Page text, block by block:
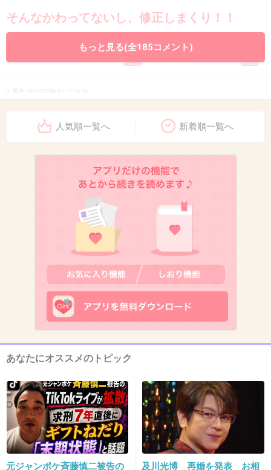
そんなかわってないし、修正しまくり！！
+838
4. 匿名 2013/07/30(火) 22:56:39
2013/07/30(火) 22:56:39
カラコンしてんじゃんか！！
2013/07/30(火) 22:56:41
普段もっと濃くない？！？！www
+564
カラコン取ってほしいな（笑）
+554
8. 匿名2013/07/30(火) 22:56:47
もっと見る(全185コメント)
人気順一覧へ 新着順一覧へ
あなたにオススメのトピック
元ジャンポケ斉藤慎二被告の 及川光博 再婚を発表 お相